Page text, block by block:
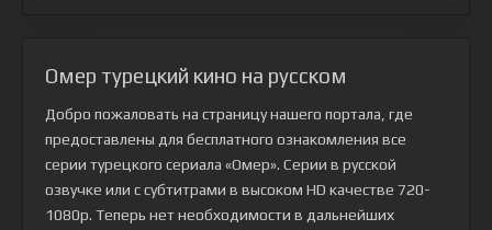
Омер турецкий кино на русском
Добро пожаловать на страницу нашего портала, где
предоставлены для бесплатного ознакомления все
серии турецкого сериала «Омер». Серии в русской
озвучке или с субтитрами в высоком HD качестве 720-
1080p. Теперь нет необходимости в дальнейших